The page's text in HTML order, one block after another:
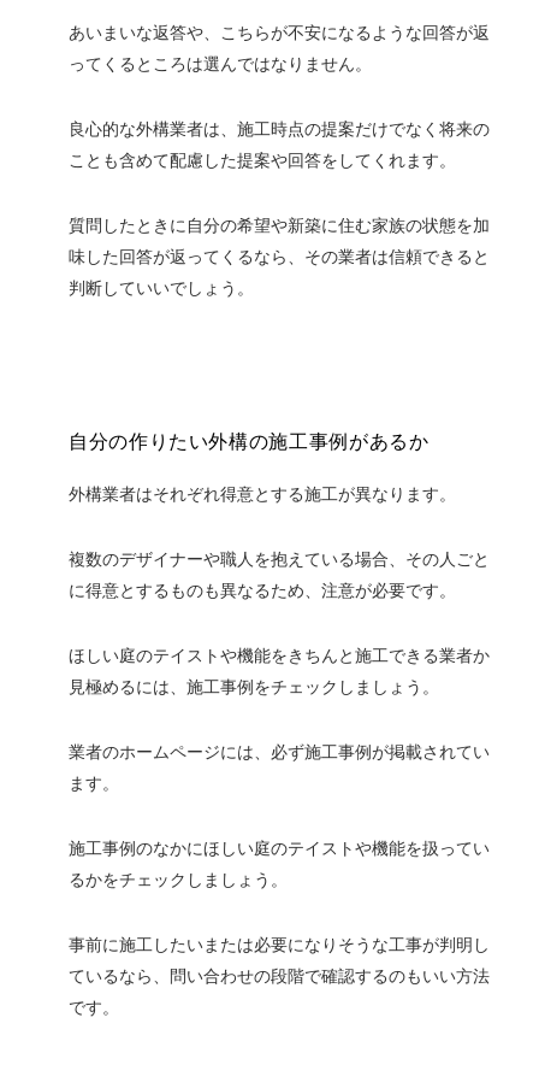
あいまいな返答や、こちらが不安になるような回答が返
ってくるところは選んではなりません。
良心的な外構業者は、施工時点の提案だけでなく将来の
ことも含めて配慮した提案や回答をしてくれます。
質問したと きに自分の希望や新築に住む家族の状態を加
味した回答が返ってくるなら、その業者は信頼できると
判断していいでしょう。
自分の作りたい外構の施工事例があるか
外構業者はそれぞれ得意とする施工が異なります。
複数のデザイナーや職人を抱えている場合、その人ごと
に得意とするものも異なるため、注意が必要です。
ほしい庭のテイストや機能をきちんと施工できる業者か
見極めるには、施工事例をチェックしましょう。
業者のホームページには、必ず施工事例が掲載されてい
ます。
施工事例のなかにほしい庭のテイストや機能を扱ってい
るかをチェックしましょう。
事前に施工したいまたは必要になりそうな工事が判明し
ているなら、問い合わせの段階で確認するのもいい方法
です。